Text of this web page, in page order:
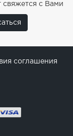
свяжется с Вами
соглашения